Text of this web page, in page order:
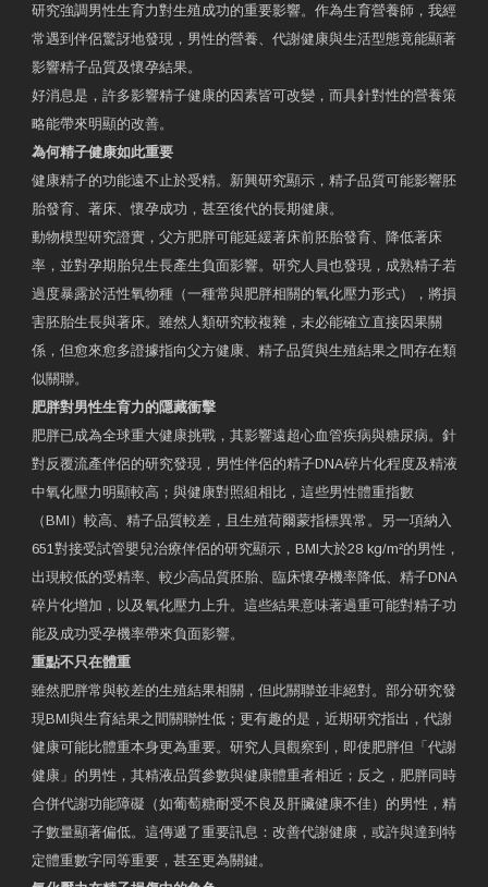
研究強調男性生育力對生殖成功的重要影響。作為生育營養師，我經
常遇到伴侶驚訝地發現，男性的營養、代謝健康與生活型態竟能顯著
影響精子品質及懷孕結果。
好消息是，許多影響精子健康的因素皆可改變，而具針對性的營養策
略能帶來明顯的改善。
為何精子健康如此重要
健康精子的功能遠不止於受精。新興研究顯示，精子品質可能影響胚
胎發育、著床、懷孕成功，甚至後代的長期健康。
動物模型研究證實，父方肥胖可能延緩著床前胚胎發育、降低著床
率，並對孕期胎兒生長產生負面影響。研究人員也發現，成熟精子若
過度暴露於活性氧物種（一種常與肥胖相關的氧化壓力形式），將損
害胚胎生長與著床。雖然人類研究較複雜，未必能確立直接因果關
係，但愈來愈多證據指向父方健康、精子品質與生殖結果之間存在類
似關聯。
肥胖對男性生育力的隱藏衝擊
肥胖已成為全球重大健康挑戰，其影響遠超心血管疾病與糖尿病。針
對反覆流產伴侶的研究發現，男性伴侶的精子DNA碎片化程度及精液
中氧化壓力明顯較高；與健康對照組相比，這些男性體重指數
（BMI）較高、精子品質較差，且生殖荷爾蒙指標異常。另一項納入
651對接受試管嬰兒治療伴侶的研究顯示，BMI大於28 kg/m²的男性，
出現較低的受精率、較少高品質胚胎、臨床懷孕機率降低、精子DNA
碎片化增加，以及氧化壓力上升。這些結果意味著過重可能對精子功
能及成功受孕機率帶來負面影響。
重點不只在體重
雖然肥胖常與較差的生殖結果相關，但此關聯並非絕對。部分研究發
現BMI與生育結果之間關聯性低；更有趣的是，近期研究指出，代謝
健康可能比體重本身更為重要。研究人員觀察到，即使肥胖但「代謝
健康」的男性，其精液品質參數與健康體重者相近；反之，肥胖同時
合併代謝功能障礙（如葡萄糖耐受不良及肝臟健康不佳）的男性，精
子數量顯著偏低。這傳遞了重要訊息：改善代謝健康，或許與達到特
定體重數字同等重要，甚至更為關鍵。